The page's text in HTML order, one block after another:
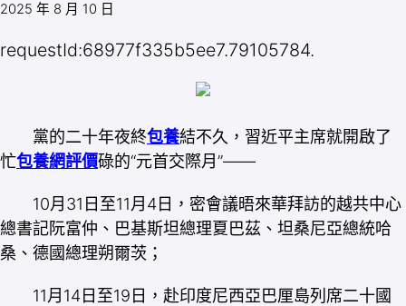
2025 年 8 月 10 日
requestId:68977f335b5ee7.79105784.
黨的二十年夜終包養結不久，習近平主席就開啟了
忙包養網評價碌的“元首交際月”——
10月31日至11月4日，密會議晤來華拜訪的越共中心
總書記阮富仲、巴基斯坦總理夏巴茲、坦桑尼亞總統哈
桑、德國總理朔爾茨；
11月14日至19日，赴印度尼西亞巴厘島列席二十國